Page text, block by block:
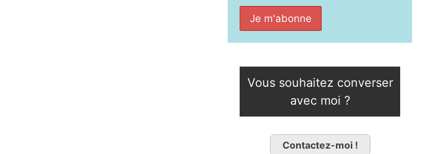
Vous souhaitez converser
avec moi ?
Contactez-moi !